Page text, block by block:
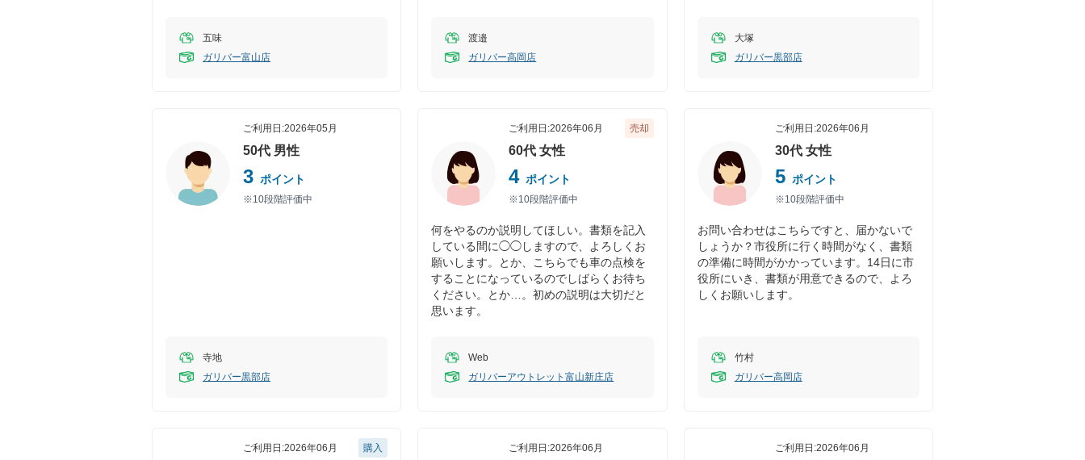
五味
ガリバー富山店
渡邉
ガリバー高岡店
大塚
ガリバー黒部店
50代 男性
ご利用日:2026年05月
3 ポイント
※10段階評価中
寺地
ガリバー黒部店
60代 女性
ご利用日:2026年06月
4 ポイント
※10段階評価中
売却
何をやるのか説明してほしい。書類を記入
している間に◯◯しますので、よろしくお
願いします。とか、こちらでも車の点検を
することになっているのでしばらくお待ち
ください。とか…。初めの説明は大切だと
思います。
Web
ガリバーアウトレット富山新庄店
30代 女性
ご利用日:2026年06月
5 ポイント
※10段階評価中
お問い合わせはこちらですと、届かないで
しょうか？市役所に行く時間がなく、書類
の準備に時間がかかっています。14日に市
役所にいき、書類が用意できるので、よろ
しくお願いします。
竹村
ガリバー高岡店
ご利用日:2026年06月 購入 ご利用日:2026年06月 ご利用日:2026年06月